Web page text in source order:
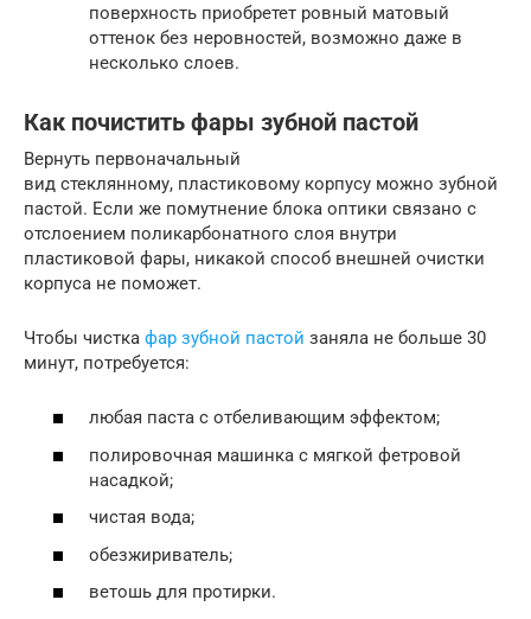
поверхность приобретет ровный матовый
оттенок без неровностей, возможно даже в
несколько слоев.
Как почистить фары зубной пастой
Вернуть первоначальный
вид стеклянному, пластиковому корпусу можно зубной
пастой. Если же помутнение блока оптики связано с
отслоением поликарбонатного слоя внутри
пластиковой фары, никакой способ внешней очистки
корпуса не поможет.
Чтобы чистка фар зубной пастой заняла не больше 30
минут, потребуется:
любая паста с отбеливающим эффектом;
полировочная машинка с мягкой фетровой
насадкой;
чистая вода;
обезжириватель;
ветошь для протирки.